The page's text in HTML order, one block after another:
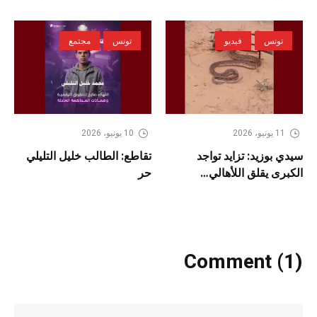
تونس فيديو
11 يونيو، 2026
سيدي بوزيد: تزايد تواجد
الكبرى يقلق اللأهالي…
تونس مجتمع
10 يونيو، 2026
تقاطع: الطالب خليل التليلي
حر
Comment (1)